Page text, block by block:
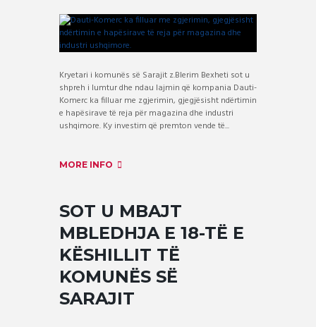
Kryetari i komunës së Sarajit z.Blerim Bexheti sot u
shpreh i lumtur dhe ndau lajmin që kompania Dauti-
Komerc ka filluar me zgjerimin, gjegjësisht ndërtimin
e hapësirave të reja për magazina dhe industri
ushqimore. Ky investim që premton vende të...
MORE INFO
SOT U MBAJT
MBLEDHJA E 18-TË E
KËSHILLIT TË
KOMUNËS SË
SARAJIT